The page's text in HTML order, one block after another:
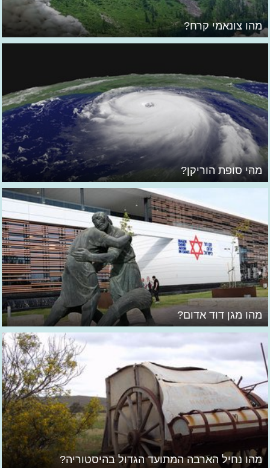
מהו צונאמי קרח?
מהי סופת הוריקן?
מהו מגן דוד אדום?
מהו נחיל הארבה המתועד הגדול בהיסטוריה?